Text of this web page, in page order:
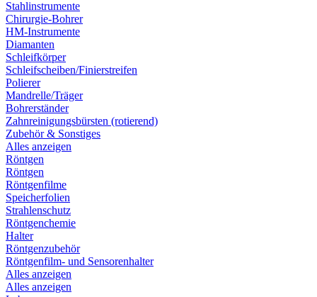
Stahlinstrumente
Chirurgie-Bohrer
HM-Instrumente
Diamanten
Schleifkörper
Schleifscheiben/Finierstreifen
Polierer
Mandrelle/Träger
Bohrerständer
Zahnreinigungsbürsten (rotierend)
Zubehör & Sonstiges
Alles anzeigen
Röntgen
Röntgen
Röntgenfilme
Speicherfolien
Strahlenschutz
Röntgenchemie
Halter
Röntgenzubehör
Röntgenfilm- und Sensorenhalter
Alles anzeigen
Alles anzeigen